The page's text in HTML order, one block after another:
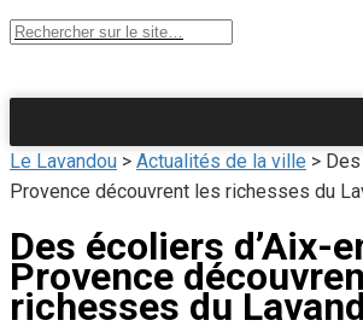
Le Lavandou > Actualités de la ville >
Provence découvrent les richesses du
Des écoliers d’Aix-
Provence
richesses du